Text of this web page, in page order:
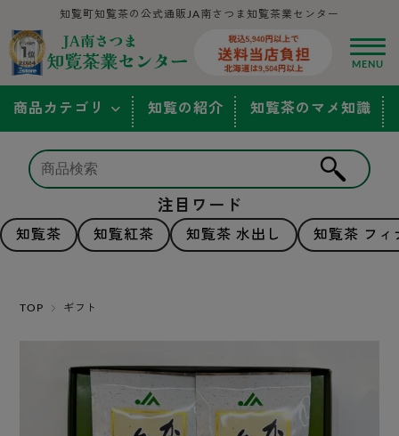
知覧町知覧茶の公式通販JA南さつま知覧茶業センター
商品カテゴリ 知覧の紹介 知覧茶のマメ知識
注目ワード
知覧茶 知覧紅茶 知覧茶 水出し 知覧茶 フィ
TOP ギフト